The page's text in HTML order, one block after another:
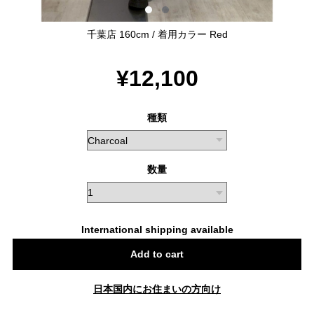
千葉店 160cm / 着用カラー Red
¥12,100
種類
数量
International shipping available
Add to cart
日本国内にお住まいの方向け